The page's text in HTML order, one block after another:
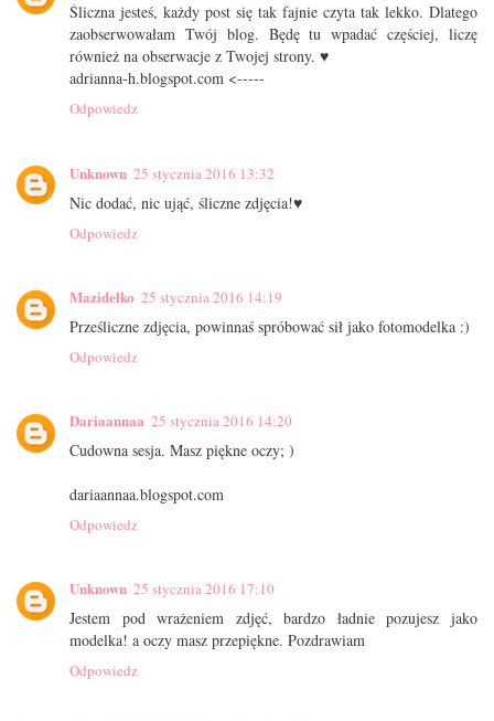
Śliczna jesteś, każdy post się tak fajnie czyta tak lekko. Dlatego
zaobserwowałam Twój blog. Będę tu wpadać częściej, liczę
również na obserwacje z Twojej strony. ♥
adrianna-h.blogspot.com <-----
Odpowiedz
Unknown 25 stycznia 2016 13:32
Nic dodać, nic ująć, śliczne zdjęcia!♥
Odpowiedz
Mazidełko 25 stycznia 2016 14:19
Prześliczne zdjęcia, powinnaś spróbować sił jako fotomodelka :)
Odpowiedz
Dariaannaa 25 stycznia 2016 14:20
Cudowna sesja. Masz piękne oczy; )
dariaannaa.blogspot.com
Odpowiedz
Unknown 25 stycznia 2016 17:10
Jestem pod wrażeniem zdjęć, bardzo ładnie pozujesz jako
modelka! a oczy masz przepiękne. Pozdrawiam
Odpowiedz